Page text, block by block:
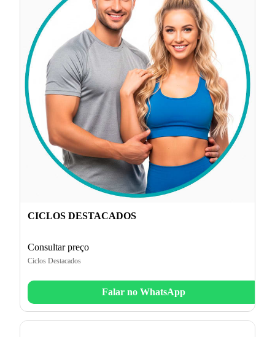
CICLOS DESTACADOS
Consultar preço
Ciclos Destacados
Falar no WhatsApp